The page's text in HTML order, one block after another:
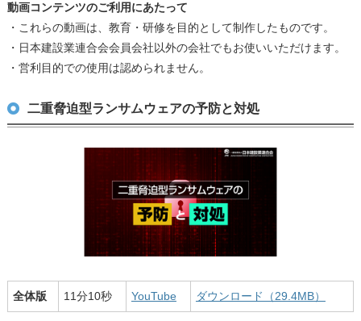
動画コンテンツのご利用にあたって
・これらの動画は、教育・研修を目的として制作したものです。
・日本建設業連合会会員会社以外の会社でもお使いいただけます。
・営利目的での使用は認められません。
二重脅迫型ランサムウェアの予防と対処
全体版 11分10秒 YouTube ダウンロード（29.4MB）